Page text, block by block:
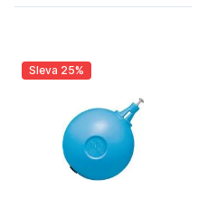
Sleva 25%